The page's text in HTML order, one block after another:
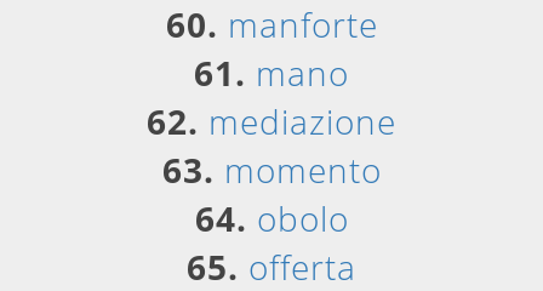
60. manforte
61. mano
62. mediazione
63. momento
64. obolo
65. offerta